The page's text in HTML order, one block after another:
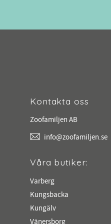
Kontakta oss
Zoofamiljen AB
info@zoofamiljen.se
Våra butiker:
Varberg
Kungsbacka
Kungälv
Vänersborg